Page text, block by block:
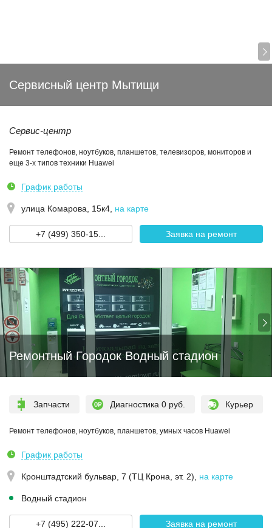
Сервисный центр Мытищи
Сервис-центр
Ремонт телефонов, ноутбуков, планшетов, телевизоров, мониторов и
еще 3-х типов техники Huawei
График работы
улица Комарова, 15к4 на карте
+7 (499) 350-15... Заявка на ремонт
Ремонтный Городок Водный стадион
Запчасти Диагностика 0 руб. Курьер
Ремонт телефонов, ноутбуков, планшетов, умных часов Huawei
График работы
Кронштадтский бульвар, 7 (ТЦ Крона, эт. 2) на карте
Водный стадион
+7 (495) 222-07... Заявка на ремонт